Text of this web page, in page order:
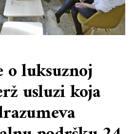
o luksuznoj
usluzi koja